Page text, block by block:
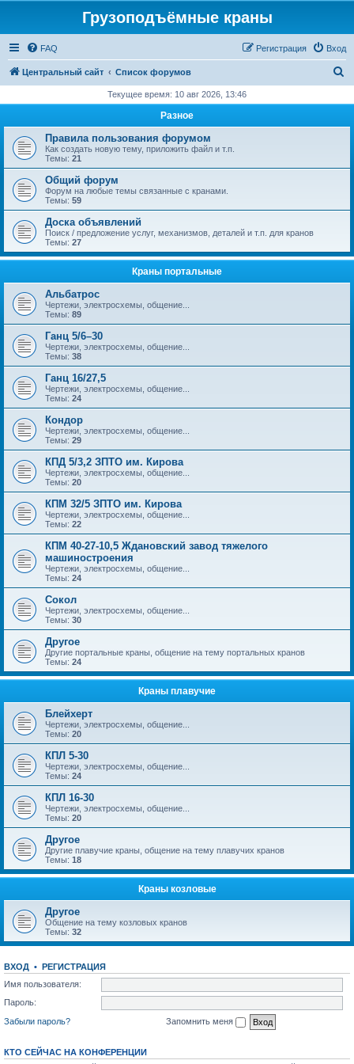
Грузоподъёмные краны
FAQ Вход
Регистрация
Центральный сайт Список форумов
с
Текущее время: 10 авг 2026, 13:46
Разное
Правила пользования форумом
Как создать новую тему, приложить файл и т.п.
Темы: 21
Общий форум
Форум на любые темы связанные с кранами.
Темы: 59
Доска объявлений
Поиск / предложение услуг, механизмов, деталей и т.п. для кранов
Темы: 27
Краны портальные
Альбатрос
Чертежи, электросхемы, общение...
Темы: 89
Ганц 5/6–30
Чертежи, электросхемы, общение...
Темы: 38
Ганц 16/27,5
Чертежи, электросхемы, общение...
Темы: 24
Кондор
Чертежи, электросхемы, общение...
Темы: 29
КПД 5/3,2 ЗПТО им. Кирова
Чертежи, электросхемы, общение...
Темы: 20
КПМ 32/5 ЗПТО им. Кирова
Чертежи, электросхемы, общение...
Темы: 22
КПМ 40-27-10,5 Ждановский завод тяжелого
машиностроения
Чертежи, электросхемы, общение...
Темы: 24
Сокол
Чертежи, электросхемы, общение...
Темы: 30
Другое
Другие портальные краны, общение на тему портальных кранов
Темы: 24
Краны плавучие
Блейхерт
Чертежи, электросхемы, общение...
Темы: 20
КПЛ 5-30
Чертежи, электросхемы, общение...
Темы: 24
КПЛ 16-30
Чертежи, электросхемы, общение...
Темы: 20
Другое
Другие плавучие краны, общение на тему плавучих кранов
Темы: 18
Краны козловые
Другое
Общение на тему козловых кранов
Темы: 32
ВХОД • РЕГИСТРАЦИЯ
Имя пользователя:
Пароль:
Забыли пароль?
Запомнить меня
КТО СЕЙЧАС НА КОНФЕРЕНЦИИ